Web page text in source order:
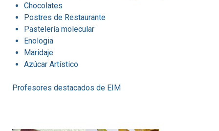
Chocolates
Postres de Restaurante
Pastelería molecular
Enologia
Maridaje
Azúcar Artístico
Profesores destacados de EIM